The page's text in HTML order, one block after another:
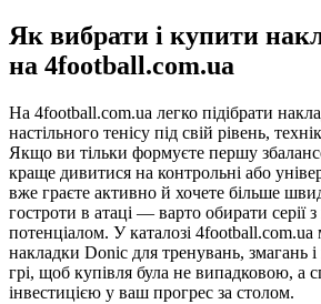
Як вибрати і купити
на 4football.com.ua
На 4football.com.ua легко підібрати
настільного тенісу під свій рівень,
Якщо ви тільки формуєте першу
краще дивитися на контрольні або
вже граєте активно й хочете більше
гостроти в атаці — варто обирати
потенціалом. У каталозі
накладки Donic для тренувань, змагань
грі, щоб купівля була не випадковою, а
інвестицією у ваш прогрес за столом.